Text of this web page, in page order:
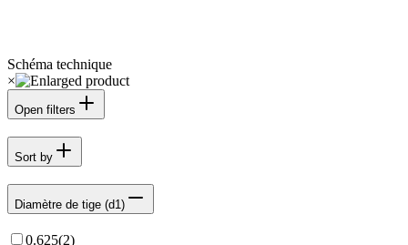
Schéma technique
×
Open filters
Sort by
Diamètre de tige (d1)
0.625(2)